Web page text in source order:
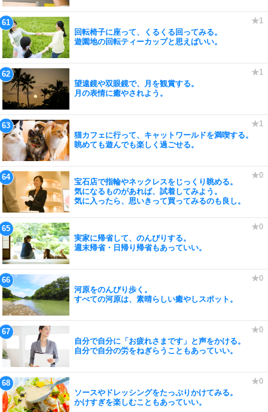
回転椅子に座って、くるくる回ってみる。
遊園地の回転ティーカップと思えばいい。
望遠鏡や双眼鏡で、月を観賞する。
月の表情に癒やされよう。
猫カフェに行って、キャットワールドを満喫する。
眺めても遊んでも楽しく過ごせる。
宝石店で指輪やネックレスをじっくり眺める。
気になるものがあれば、試着してみよう。
気に入ったら、思いきって買ってみるのも良し。
実家に帰省して、のんびりする。
週末帰省・日帰り帰省もあっていい。
河原をのんびり歩く。
すべての河原は、素晴らしい癒やしスポット。
自分で自分に「お疲れさまです」と声をかける。
自分で自分の労をねぎらうこともあっていい。
ソースやドレッシングをたっぷりかけてみる。
かけすぎを楽しむこともあっていい。